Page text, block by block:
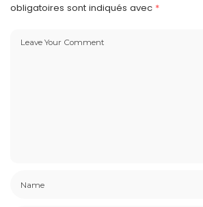
obligatoires sont indiqués avec *